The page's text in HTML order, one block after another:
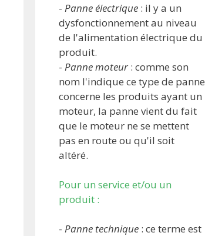
- Panne électrique : il y a un
dysfonctionnement au niveau
de l'alimentation électrique du
produit.
- Panne moteur : comme son
nom l'indique ce type de panne
concerne les produits ayant un
moteur, la panne vient du fait
que le moteur ne se mettent
pas en route ou qu'il soit
altéré.
Pour un service et/ou un
produit :
- Panne technique : ce terme est